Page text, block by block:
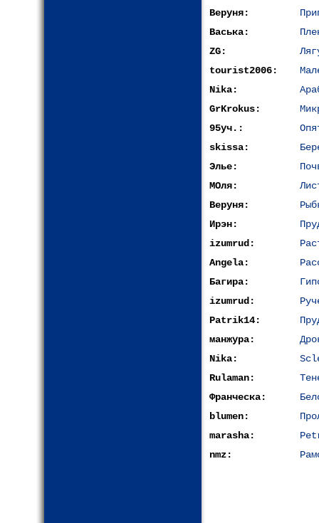
Веруня:
Васька:
ZG:
tourist2006:
Nika:
GrKrokus:
95уч.:
skissa:
Элье:
МОля:
Веруня:
Ирэн:
izumrud:
Angela:
Багира:
izumrud:
Patrik14:
манжура:
Nika:
Rulaman:
Франческа:
blumen:
marasha:
nmz: